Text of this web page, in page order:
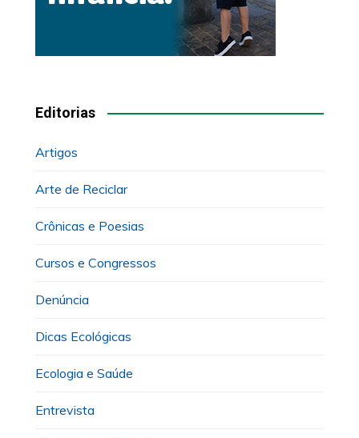
Editorias
Artigos
Arte de Reciclar
Crônicas e Poesias
Cursos e Congressos
Denúncia
Dicas Ecológicas
Ecologia e Saúde
Entrevista